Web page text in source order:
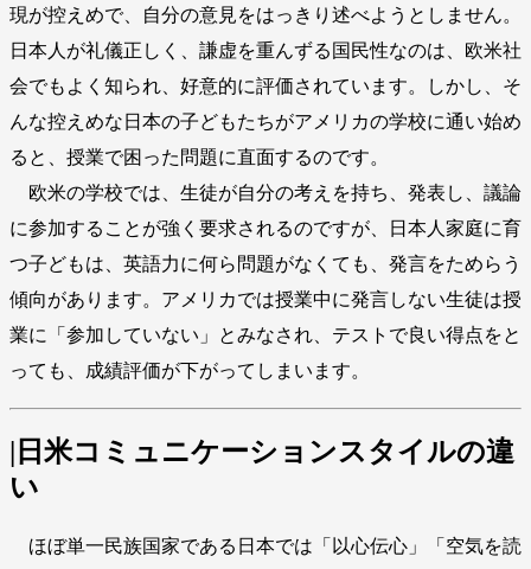
現が控えめで、自分の意見をはっきり述べようとしません。
日本人が礼儀正しく、謙虚を重んずる国民性なのは、欧米社
会でもよく知られ、好意的に評価されています。しかし、そ
んな控えめな日本の子どもたちがアメリカの学校に通い始め
ると、授業で困った問題に直面するのです。
欧米の学校では、生徒が自分の考えを持ち、発表し、議論
に参加することが強く要求されるのですが、日本人家庭に育
つ子どもは、英語力に何ら問題がなくても、発言をためらう
傾向があります。アメリカでは授業中に発言しない生徒は授
業に「参加していない」とみなされ、テストで良い得点をと
っても、成績評価が下がってしまいます。
|日米コミュニケーションスタイルの違
い
ほぼ単一民族国家である日本では「以心伝心」「空気を読